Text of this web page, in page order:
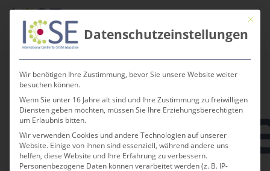
Skip
content
search
Veranstaltungen
Suche ANSICHTEN-
NAVIGATION
Liste
Heute - 26.08.2026
Mit
Datenschutzeinstellungen
Wir benötigen Ihre Zustimmung, bevor Sie unsere Website weiter
besuchen können.
Wenn Sie unter 16 Jahre alt sind und Ihre Zustimmung zu freiwilligen
Diensten geben möchten, müssen Sie Ihre Erziehungsberechtigten
um Erlaubnis bitten.
Wir verwenden Cookies und andere Technologien auf unserer
Website. Einige von ihnen sind essenziell, während andere uns
helfen, diese Website und Ihre Erfahrung zu verbessern.
Personenbezogene Daten können verarbeitet werden (z. B. IP-